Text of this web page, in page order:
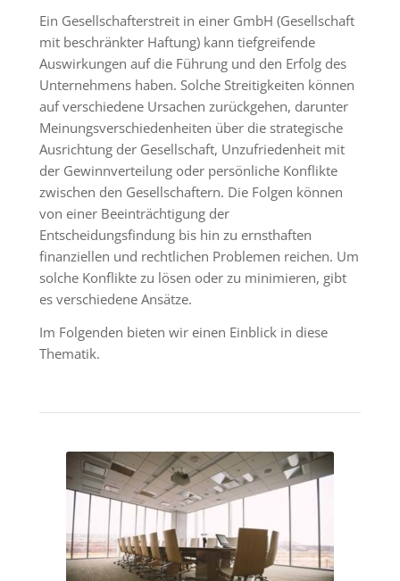
Ein Gesellschafterstreit in einer GmbH (Gesellschaft
mit beschränkter Haftung) kann tiefgreifende
Auswirkungen auf die Führung und den Erfolg des
Unternehmens haben. Solche Streitigkeiten können
auf verschiedene Ursachen zurückgehen, darunter
Meinungsverschiedenheiten über die strategische
Ausrichtung der Gesellschaft, Unzufriedenheit mit
der Gewinnverteilung oder persönliche Konflikte
zwischen den Gesellschaftern. Die Folgen können
von einer Beeinträchtigung der
Entscheidungsfindung bis hin zu ernsthaften
finanziellen und rechtlichen Problemen reichen. Um
solche Konflikte zu lösen oder zu minimieren, gibt
es verschiedene Ansätze.
Im Folgenden bieten wir einen Einblick in diese
Thematik.